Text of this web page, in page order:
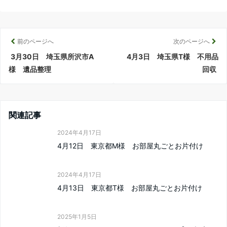
前のページへ
3月30日 埼玉県所沢市A
様 遺品整理
次のページへ
4月3日 埼玉県T様 不用品
回収
関連記事
2024年4月17日
4月12日 東京都M様 お部屋丸ごとお片付け
2024年4月17日
4月13日 東京都T様 お部屋丸ごとお片付け
2025年1月5日